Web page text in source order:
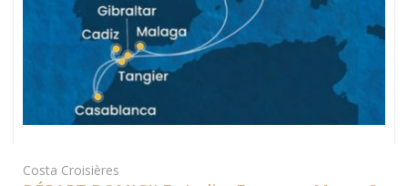
Costa Croisières